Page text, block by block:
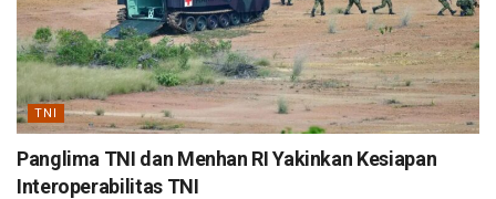
TNI
Panglima TNI dan Menhan RI Yakinkan Kesiapan
Interoperabilitas TNI